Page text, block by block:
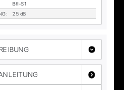
Bfl-S1
: 25 dB